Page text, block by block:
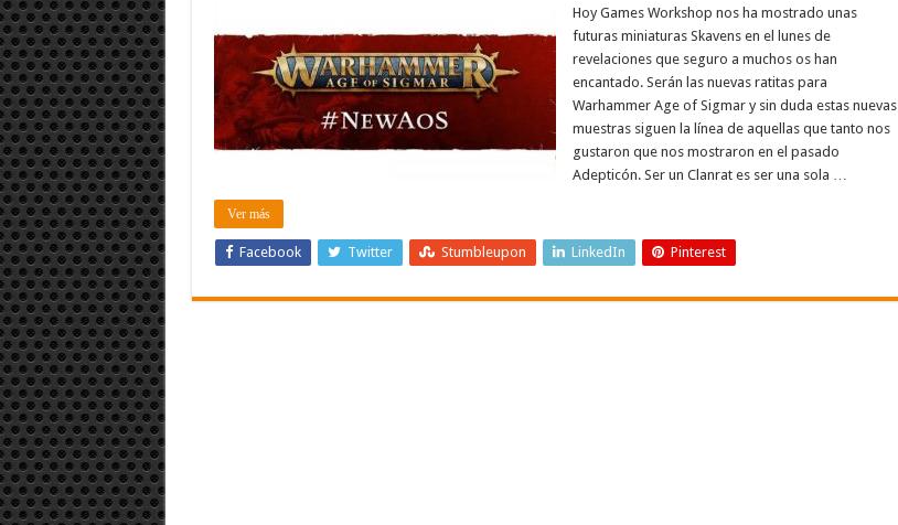
Hoy Games Workshop nos ha mostrado unas
futuras miniaturas Skavens en el lunes de
revelaciones que seguro a muchos os han
encantado. Serán las nuevas ratitas para
Warhammer Age of Sigmar y sin duda estas nuevas
muestras siguen la línea de aquellas que tanto nos
gustaron que nos mostraron en el pasado
Adepticón. Ser un Clanrat es ser una sola …
Ver más
Facebook Twitter Stumbleupon LinkedIn Pinterest